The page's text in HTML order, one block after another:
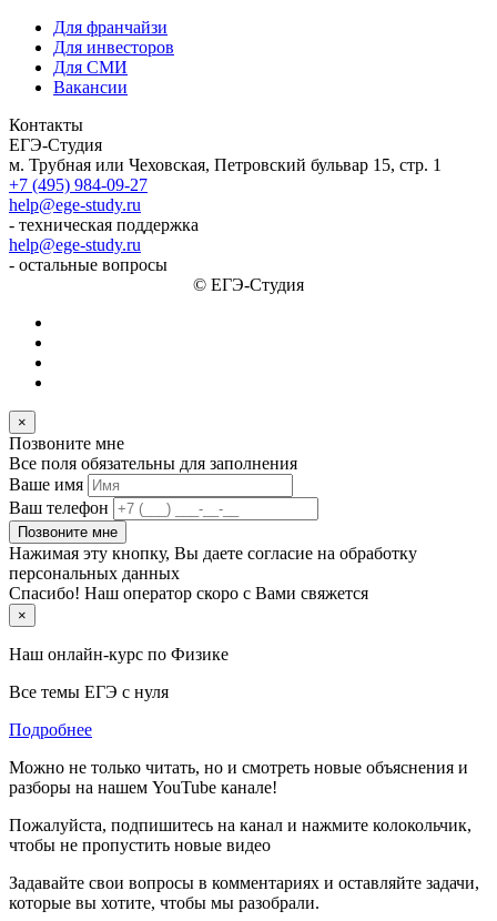
Для франчайзи
Для инвесторов
Для СМИ
Вакансии
Контакты
ЕГЭ-Студия
м. Трубная или Чеховская, Петровский бульвар 15, стр. 1
+7 (495) 984-09-27
help@ege-study.ru
- техническая поддержка
help@ege-study.ru
- остальные вопросы
© ЕГЭ-Студия
×
Позвоните мне
Все поля обязательны для заполнения
Ваше имя
Ваш телефон
Позвоните мне
Нажимая эту кнопку, Вы даете согласие на обработку
персональных данных
Спасибо! Наш оператор скоро с Вами свяжется
×
Наш онлайн-курс по Физике
Все темы ЕГЭ с нуля
Подробнее
Можно не только читать, но и смотреть новые объяснения и
разборы на нашем YouTube канале!
Пожалуйста, подпишитесь на канал и нажмите колокольчик,
чтобы не пропустить новые видео
Задавайте свои вопросы в комментариях и оставляйте задачи,
которые вы хотите, чтобы мы разобрали.